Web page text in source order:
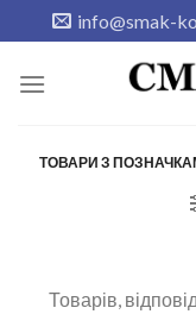
to
content
info@smak-
ТОВАРИ З
Товарів,